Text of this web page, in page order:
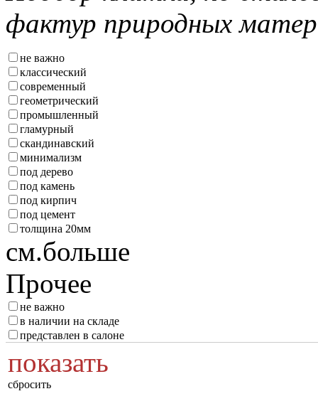
фактур природных
не важно
классический
современный
геометрический
промышленный
гламурный
скандинавский
минимализм
под дерево
под камень
под кирпич
под цемент
толщина 20мм
см.больше
Прочее
не важно
в наличии на складе
представлен в салоне
показать
сбросить